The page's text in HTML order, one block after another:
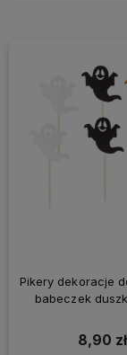
Pikery dekoracje
babeczek
8,90 zł